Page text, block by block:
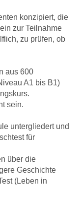
konzipiert, die
zur Teilnahme
zu prüfen, ob
aus 600
A1 bis B1)
sein.
untergliedert und
für
über die
Geschichte
(Leben in